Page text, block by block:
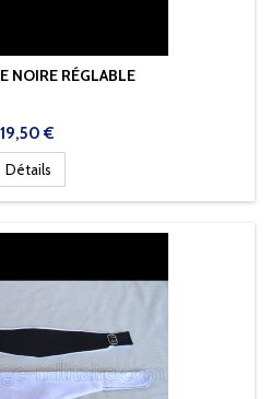
NOIRE RÉGLABLE
Prix
19,50 €
Détails